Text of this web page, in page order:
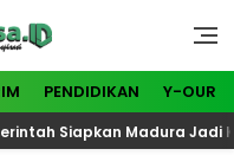
PENDIDIKAN Y-OUR
Siapkan Madura Jadi